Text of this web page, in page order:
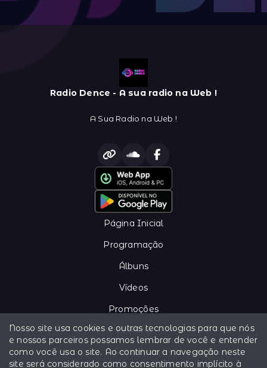
Radio Dence - A sua radio na Web !
A Sua Radio na Web !
Página Inicial
Programação
Álbuns
Vídeos
Promoções
Eventos
Recados
Nosso site usa cookies e outras tecnologias para que nós
e nossos parceiros possamos lembrar de você e entender
como você usa o site. Ao continuar a navegação neste
site será considerado como consentimento implícito à